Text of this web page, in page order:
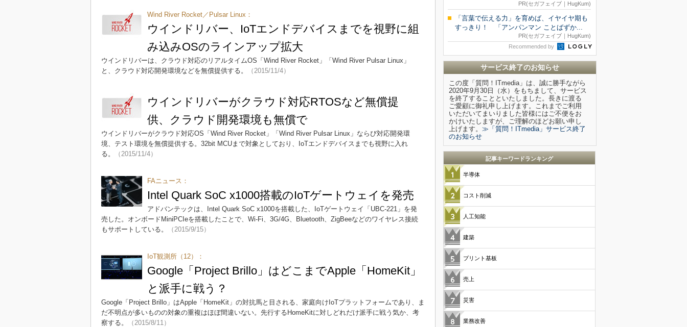
Wind River Rocket／Pulsar Linux：
ウインドリバー、IoTエンドデバイスまでを視野に組
み込みOSのラインアップ拡大
ウインドリバーは、クラウド対応のリアルタイムOS「Wind River Rocket」「Wind River Pulsar Linux」
と、クラウド対応開発環境などを無償提供する。
（2015/11/4）
ウインドリバーがクラウド対応RTOSなど無償提
供、クラウド開発環境も無償で
ウインドリバーがクラウド対応OS「Wind River Rocket」「Wind River Pulsar Linux」ならび対応開発環
境、テスト環境を無償提供する。32bit MCUまで対象としており、IoTエンドデバイスまでも視野に入れ
る。
（2015/11/4）
FAニュース：
Intel Quark SoC x1000搭載のIoTゲートウェイを発売
アドバンテックは、Intel Quark SoC x1000を搭載した、IoTゲートウェイ「UBC-221」を発
売した。オンボードMiniPCIeを搭載したことで、Wi-Fi、3G/4G、Bluetooth、ZigBeeなどのワイヤレス接続
もサポートしている。
（2015/9/15）
IoT観測所（12）：
Google「Project Brillo」はどこまでApple「HomeKit」
と派手に戦う？
Google「Project Brillo」はApple「HomeKit」の対抗馬と目される、家庭向けIoTプラットフォームであり、ま
だ不明点が多いものの対象の重複はほぼ間違いない。先行するHomeKitに対しどれだけ派手に戦う気か、考
察する。
（2015/8/11）
PR(セガフェイブ｜HugKum)
「言葉で伝える力」を育めば、イヤイヤ期も
すっきり！ 「アンパンマン ことばずか...
PR(セガフェイブ｜HugKum)
Recommended by
サービス終了のお知らせ
この度「質問！ITmedia」は、誠に勝手ながら
2020年9月30日（水）をもちまして、サービス
を終了することといたしました。長きに渡る
ご愛顧に御礼申し上げます。これまでご利用
いただいてまいりました皆様にはご不便をお
かけいたしますが、ご理解のほどお願い申し
上げます。 ≫「質問！ITmedia」サービス終了
のお知らせ
記事キーワードランキング
半導体
コスト削減
人工知能
建築
プリント基板
売上
災害
業務改善